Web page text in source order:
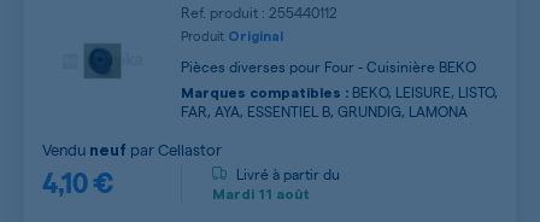
Ref. produit : 255440112
Produit Original
Pièces diverses pour Four - Cuisinière BEKO
Marques compatibles : BEKO, LEISURE, LISTO,
FAR, AYA, ESSENTIEL B, GRUNDIG, LAMONA
4,10 €
Vendu neuf parCellastor
Livré à partir du
Mardi 11 août